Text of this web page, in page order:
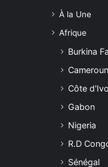
À la Une
Afrique
Burkina
Cameroun
Côte
Gabon
Nigeria
R.D
Sénégal